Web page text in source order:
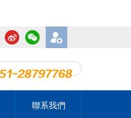
聯系我們